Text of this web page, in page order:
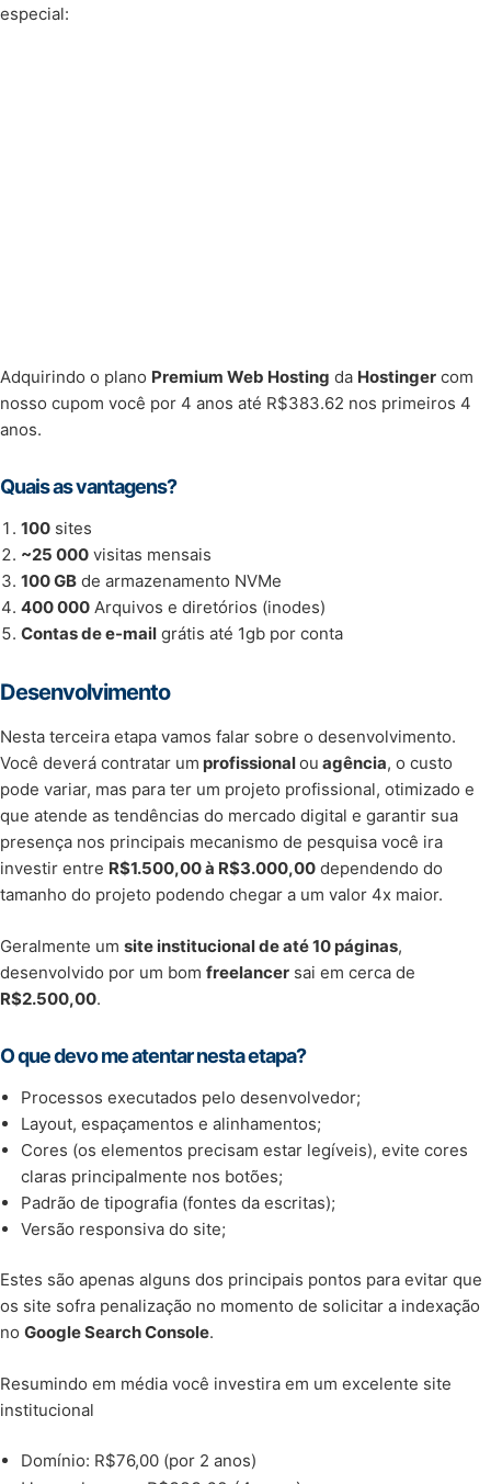
especial:
Adquirindo o plano Premium Web Hosting da Hostinger com
nosso cupom você por 4 anos até R$383.62 nos primeiros 4
anos.
Quais as vantagens?
100 sites
~25 000 visitas mensais
100 GB de armazenamento NVMe
400 000 Arquivos e diretórios (inodes)
Contas de e-mail grátis até 1gb por conta
Desenvolvimento
Nesta terceira etapa vamos falar sobre o desenvolvimento.
Você deverá contratar um profissionalou agência, o custo
pode variar, mas para ter um projeto profissional, otimizado e
que atende as tendências do mercado digital e garantir sua
presença nos principais mecanismo de pesquisa você ira
investir entre R$1.500,00 à R$3.000,00 dependendo do
tamanho do projeto podendo chegar a um valor 4x maior.
Geralmente um site institucional de até 10 páginas,
desenvolvido por um bom freelancer sai em cerca de
R$2.500,00.
O que devo me atentar nesta etapa?
Processos executados pelo desenvolvedor;
Layout, espaçamentos e alinhamentos;
Cores (os elementos precisam estar legíveis), evite cores
claras principalmente nos botões;
Padrão de tipografia (fontes da escritas);
Versão responsiva do site;
Estes são apenas alguns dos principais pontos para evitar que
os site sofra penalização no momento de solicitar a indexação
no Google Search Console.
Resumindo em média você investira em um excelente site
institucional
Domínio: R$76,00 (por 2 anos)